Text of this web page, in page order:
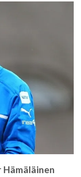
Hämäläinen